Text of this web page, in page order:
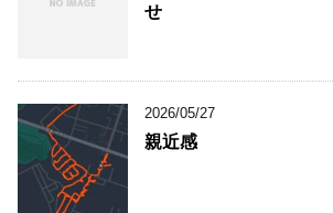
せ
2026/05/27
親近感